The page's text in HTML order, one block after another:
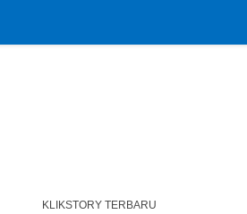
KLIKSTORY TERBARU